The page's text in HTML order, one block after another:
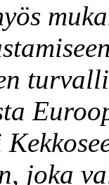
joka